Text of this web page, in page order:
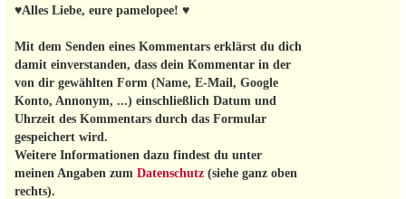
♥Alles Liebe, eure pamelopee! ♥
Mit dem Senden eines Kommentars erklärst du dich
damit einverstanden, dass dein Kommentar in der
von dir gewählten Form (Name, E-Mail, Google
Konto, Annonym, ...) einschließlich Datum und
Uhrzeit des Kommentars durch das Formular
gespeichert wird.
Weitere Informationen dazu findest du unter
meinen Angaben zum Datenschutz (siehe ganz oben
rechts).